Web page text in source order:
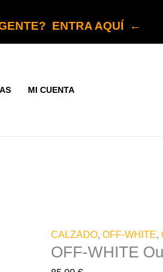
ENTRA AQUÍ ←
MI CUENTA
CALZADO,OFF-WHITE,
OFF-WHITE
WHITE
graff